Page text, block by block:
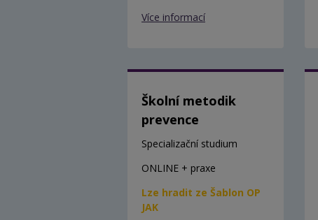
Více informací
Školní metodik
prevence
Specializační studium
ONLINE + praxe
Lze hradit ze Šablon OP
JAK